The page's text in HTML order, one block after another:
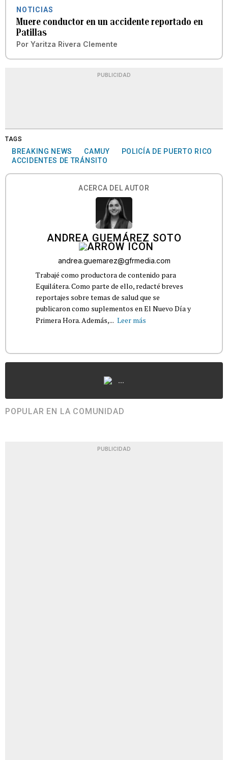
NOTICIAS
Muere conductor en un accidente reportado en
Patillas
Por Yaritza Rivera Clemente
PUBLICIDAD
TAGS
BREAKING NEWS CAMUY
POLICÍA DE PUERTO RICO
ACCIDENTES DE TRÁNSITO
ACERCA DEL AUTOR
ANDREA GUEMÁREZ SOTO
andrea.guemarez@gfrmedia.com
Trabajé como productora de contenido para
Equilátera. Como parte de ello, redacté breves
reportajes sobre temas de salud que se
publicaron como suplementos en El Nuevo Día y
Primera Hora. Además,... Leer más
...
POPULAR EN LA COMUNIDAD
PUBLICIDAD